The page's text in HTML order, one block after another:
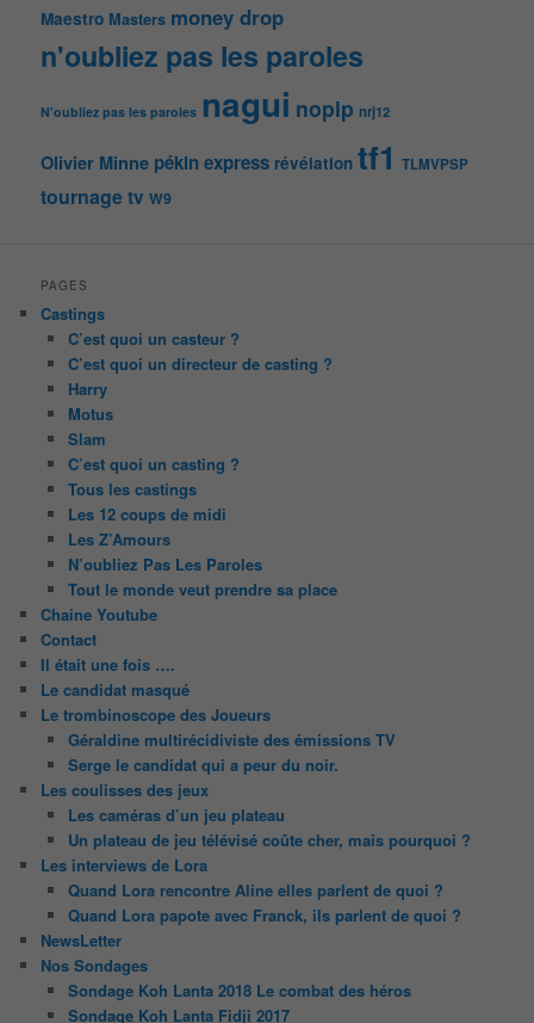
Maestro Masters money drop
n'oubliez pas les paroles
N'oubliez pas les paroles nagui noplp nrj12
Olivier Minne pékin express révélation tf1 TLMVPSP
tournagetv W9
PAGES
Castings
C’est quoi un casteur ?
C’est quoi un directeur de casting ?
Harry
Motus
Slam
C’est quoi un casting ?
Tous les castings
Les 12 coups de midi
Les Z’Amours
N’oubliez Pas Les Paroles
Tout le monde veut prendre sa place
Chaine Youtube
Contact
Il était une fois ….
Le candidat masqué
Le trombinoscope des Joueurs
Géraldine multirécidiviste des émissions TV
Serge le candidat qui a peur du noir.
Les coulisses des jeux
Les caméras d’un jeu plateau
Un plateau de jeu télévisé coûte cher, mais pourquoi ?
Les interviews de Lora
Quand Lora rencontre Aline elles parlent de quoi ?
Quand Lora papote avec Franck, ils parlent de quoi ?
NewsLetter
Nos Sondages
Sondage Koh Lanta 2018 Le combat des héros
Sondage Koh Lanta Fidji 2017